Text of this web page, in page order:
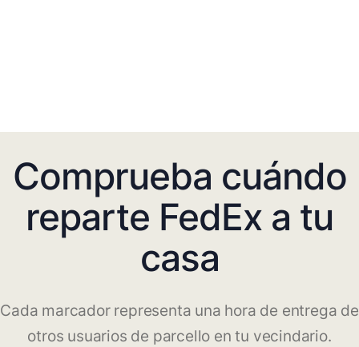
Comprueba cuándo
reparte FedEx a tu
casa
Cada marcador representa una hora de entrega de
otros usuarios de parcello en tu vecindario.